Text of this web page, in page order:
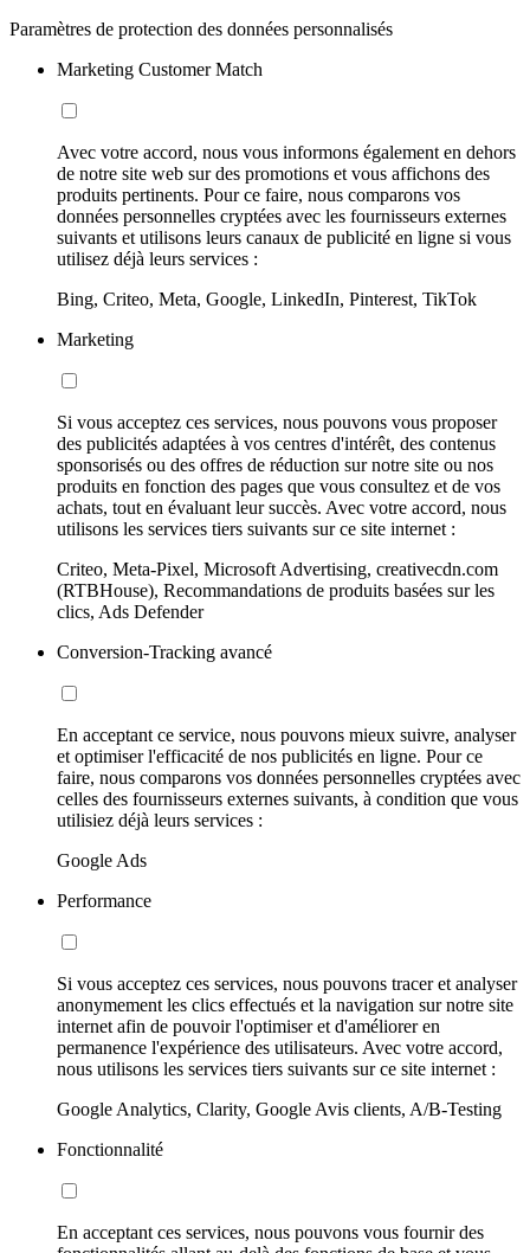
Paramètres de protection des données personnalisés
Marketing Customer Match
Avec votre accord, nous vous informons également en dehors
de notre site web sur des promotions et vous affichons des
produits pertinents. Pour ce faire, nous comparons vos
données personnelles cryptées avec les fournisseurs externes
suivants et utilisons leurs canaux de publicité en ligne si vous
utilisez déjà leurs services :
Bing, Criteo, Meta, Google, LinkedIn, Pinterest, TikTok
Marketing
Si vous acceptez ces services, nous pouvons vous proposer
des publicités adaptées à vos centres d'intérêt, des contenus
sponsorisés ou des offres de réduction sur notre site ou nos
produits en fonction des pages que vous consultez et de vos
achats, tout en évaluant leur succès. Avec votre accord, nous
utilisons les services tiers suivants sur ce site internet :
Criteo, Meta-Pixel, Microsoft Advertising, creativecdn.com
(RTBHouse), Recommandations de produits basées sur les
clics, Ads Defender
Conversion-Tracking avancé
En acceptant ce service, nous pouvons mieux suivre, analyser
et optimiser l'efficacité de nos publicités en ligne. Pour ce
faire, nous comparons vos données personnelles cryptées avec
celles des fournisseurs externes suivants, à condition que vous
utilisiez déjà leurs services :
Google Ads
Performance
Si vous acceptez ces services, nous pouvons tracer et analyser
anonymement les clics effectués et la navigation sur notre site
internet afin de pouvoir l'optimiser et d'améliorer en
permanence l'expérience des utilisateurs. Avec votre accord,
nous utilisons les services tiers suivants sur ce site internet :
Google Analytics, Clarity, Google Avis clients, A/B-Testing
Fonctionnalité
En acceptant ces services, nous pouvons vous fournir des